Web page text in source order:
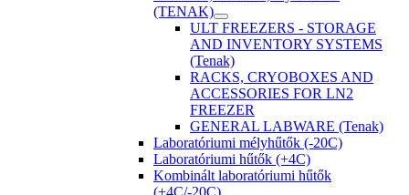
(TENAK)
ULT FREEZERS - STORAGE
AND INVENTORY SYSTEMS
(Tenak)
RACKS, CRYOBOXES AND
ACCESSORIES FOR LN2
FREEZER
GENERAL LABWARE (Tenak)
Laboratóriumi mélyhűtők (-20C)
Laboratóriumi hűtők (+4C)
Kombinált laboratóriumi hűtők
(+4C/-20C)